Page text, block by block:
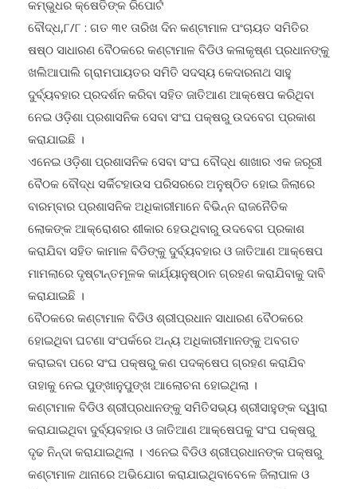
ବୌଦ୍ଧ,୮/୮ : ଗତ ୩୧ ତାରିଖ ଦିନ କଣ୍ଟାମାଳ ପଂଚାୟତ ସମିତିର
ଷଷ୍ଠ ସାଧାରଣ ବୈଠକରେ କଣ୍ଟାମାଳ ବିଡିଓ କଳାକୃଷ୍ଣ ପ୍ରଧାନଙ୍କୁ
ଖଲିଆପାଲି ଗ୍ରାମପାୟତର ସମିତି ସଦସ୍ୟ କେଦାରନାଥ ସାହୁ
ଦୁର୍ବ୍ୟବହାର ପ୍ରଦର୍ଶନ କରିବା ସହିତ ଜାତିଆଣ ଆକ୍ଷେପ କରିଥିବା
ନେଇ ଓଡ଼ିଶା ପ୍ରଶାସନିକ ସେବା ସଂଘ ପକ୍ଷରୁ ଉଦବେଗ ପ୍ରକାଶ
କରାଯାଇଛି ।
ଏନେଇ ଓଡ଼ିଶା ପ୍ରଶାସନିକ ସେବା ସଂଘ ବୌଦ୍ଧ ଶାଖାର ଏକ ଜରୂରୀ
ବୈଠକ ବୌଦ୍ଧ ସର୍କିଟହାଉସ ପରିସରରେ ଅନୁଷ୍ଠିତ ହୋଇ ଜିଲାରେ
ବାରମ୍ବାର ପ୍ରଶାସନିକ ଅଧିକାରୀମାନେ ବିଭିନ୍ନ ରାଜନୈତିକ
ଲୋକଙ୍କ ଆକ୍ରୋଶର ଶୀକାର ହେଉଥିବାରୁ ଉଦବେଗ ପ୍ରକାଶ
କରାଯିବା ସହିତ କାମାଳ ବିଡିଙ୍କୁ ଦୁର୍ବ୍ୟବହାର ଓ ଜାତିଆଣ ଆକ୍ଷେପ
ମାମଲାରେ ଦୃଷ୍ଟାନ୍ତମୂଳକ କାର୍ଯ୍ୟାନୁଷ୍ଠାନ ଗ୍ରହଣ କରାଯିବାକୁ ଦାବି
କରାଯାଇଛି ।
ବୈଠକରେ କଣ୍ଟାମାଳ ବିଡିଓ ଶ୍ରୀପ୍ରଧାନ ସାଧାରଣ ବୈଠକରେ
ହୋଇଥିବା ଘଟଣା ସଂପର୍କରେ ଅନ୍ୟ ଅଧିକାରୀମାନଙ୍କୁ ଅବଗତ
କରାଇବା ପରେ ସଂଘ ପକ୍ଷରୁ କଣ ପଦକ୍ଷେପ ଗ୍ରହଣ କରାଯିବ
ତାହାକୁ ନେଇ ପୁଙ୍ଖାନୁପୁଙ୍ଖ ଆଲୋଚନା ହୋଇଥିଲା ।
କଣ୍ଟାମାଳ ବିଡିଓ ଶ୍ରୀପ୍ରଧାନଙ୍କୁ ସମିତିସଭ୍ୟ ଶ୍ରୀସାହୁଙ୍କ ଦ୍ୱାରା
କରାଯାଇଥିବା ଦୁର୍ବ୍ୟବହାର ଓ ଜାତିଆଣ ଆକ୍ଷେପକୁ ସଂଘ ପକ୍ଷରୁ
ଦୃଢ ନିନ୍ଦା କରାଯାଇଥିଲା । ଏନେଇ ବିଡିଓ ଶ୍ରୀପ୍ରଧାନଙ୍କ ପକ୍ଷରୁ
କଣ୍ଟାମାଳ ଥାନାରେ ଅଭିଯୋଗ କରାଯାଇଥିବାବେଳେ ଜିଲାପାଳ ଓ
ଜିଲା ଆରକ୍ଷୀ ଅଧିକ୍ଷକ ଏହି ମାମଲାରେ ହସ୍ତକ୍ଷେପ କରି ଦୋଷୀ